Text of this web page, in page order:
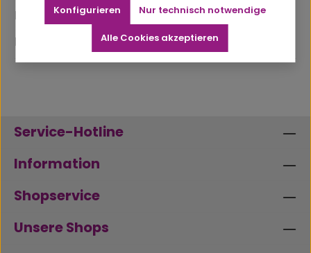
Eigenschaften
Produktsicherheit
Service-Hotline
Information
Shopservice
Unsere Shops
Nur technisch notwendige
Konfigurieren
Alle Cookies akzeptieren